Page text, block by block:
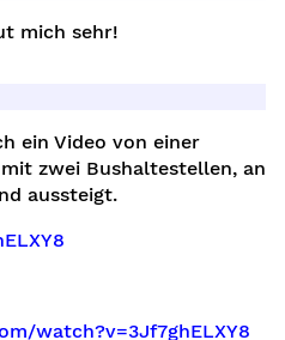
mich sehr!
ein Video von einer
zwei Bushaltestellen, an
aussteigt.
watch?v=3Jf7ghELXY8